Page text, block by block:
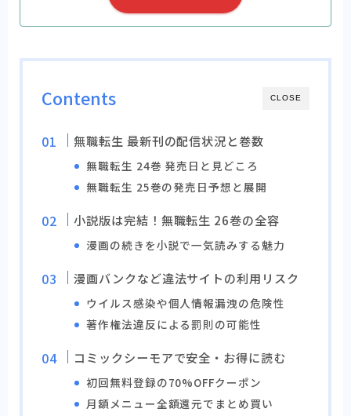
CLOSE
Contents
無職転生 最新刊の配信状況と巻数
無職転生 24巻 発売日と見どころ
無職転生 25巻の発売日予想と展開
小説版は完結！無職転生 26巻の全容
漫画の続きを小説で一気読みする魅力
漫画バンクなど違法サイトの利用リスク
ウイルス感染や個人情報漏洩の危険性
著作権法違反による罰則の可能性
コミックシーモアで安全・お得に読む
初回無料登録の70%OFFクーポン
月額メニュー全額還元でまとめ買い